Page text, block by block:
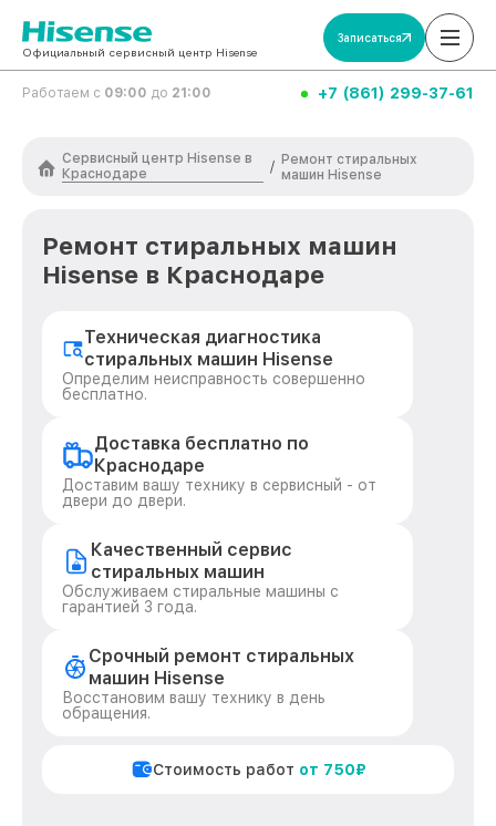
Официальный сервисный центр Hisense
Записаться
Работаем с 09:00 до 21:00 +7 (861) 299-37-61
Сервисный центр Hisense в
Краснодаре
/ Ремонт стиральных
машин Hisense
Ремонт стиральных машин
Hisense в Краснодаре
Техническая диагностика
стиральных машин Hisense
Определим неисправность совершенно
бесплатно.
Доставка бесплатно по
Краснодаре
Доставим вашу технику в сервисный - от
двери до двери.
Качественный сервис
стиральных машин
Обслуживаем стиральные машины с
гарантией 3 года.
Срочный ремонт стиральных
машин Hisense
Восстановим вашу технику в день
обращения.
Стоимость работ от 750₽